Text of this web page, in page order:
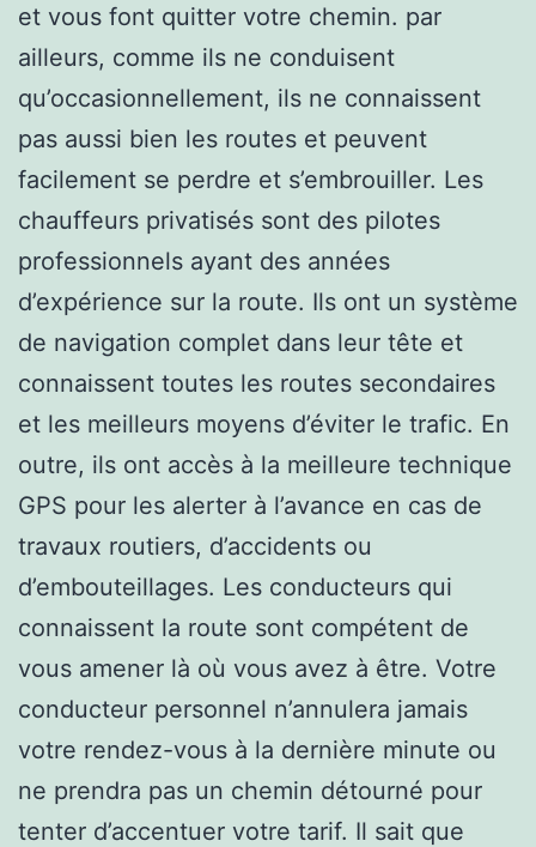
et vous font quitter votre chemin. par
ailleurs, comme ils ne conduisent
qu’occasionnellement, ils ne connaissent
pas aussi bien les routes et peuvent
facilement se perdre et s’embrouiller. Les
chauffeurs privatisés sont des pilotes
professionnels ayant des années
d’expérience sur la route. Ils ont un système
de navigation complet dans leur tête et
connaissent toutes les routes secondaires
et les meilleurs moyens d’éviter le trafic. En
outre, ils ont accès à la meilleure technique
GPS pour les alerter à l’avance en cas de
travaux routiers, d’accidents ou
d’embouteillages. Les conducteurs qui
connaissent la route sont compétent de
vous amener là où vous avez à être. Votre
conducteur personnel n’annulera jamais
votre rendez-vous à la dernière minute ou
ne prendra pas un chemin détourné pour
tenter d’accentuer votre tarif. Il sait que